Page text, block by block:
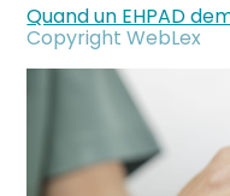
Quand un EHPAD
Copyright WebLex